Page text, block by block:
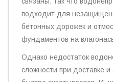
подходит для
бетонных дорожек и
фундаментов на
Однако недостаток
сложности при доставке